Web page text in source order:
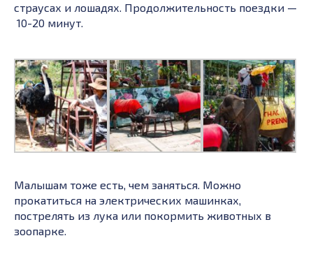
страусах и лошадях. Продолжительность поездки —
10-20 минут.
Малышам тоже есть, чем заняться. Можно
прокатиться на электрических машинках,
пострелять из лука или покормить животных в
зоопарке.